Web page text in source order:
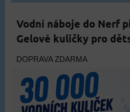
Vodní náboje do Nerf
Gelové kuličky pro
DOPRAVA ZDARMA